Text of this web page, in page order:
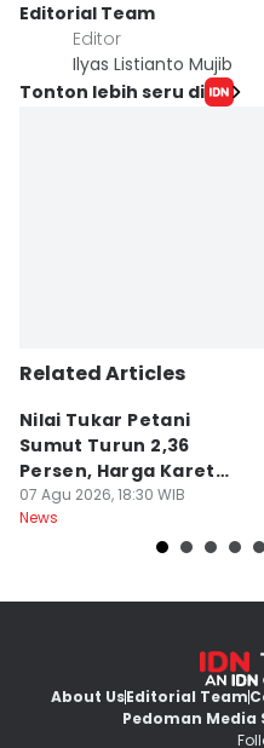
Editorial Team
Editor
Ilyas Listianto Mujib
Tonton lebih seru di
Related Articles
Nilai Tukar Petani
Sumut Turun 2,36
Persen, Harga Karet
Jadi Pemicu Utama
07 Agu 2026, 18:30 WIB
News
About UsEditorial Team
Pedoman Media